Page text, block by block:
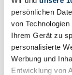
persönlichen
von
Ihrem Gerät zu
personalisierte
Werbung und
Entwicklung von